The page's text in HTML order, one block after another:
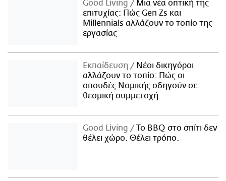
Good Living
Μια νέα οπτική της
επιτυχίας: Πώς Gen Zs και
Millennials αλλάζουν το τοπίο της
εργασίας
Εκπαίδευση
Νέοι δικηγόροι
αλλάζουν το τοπίο: Πώς οι
σπουδές Νομικής οδηγούν σε
θεσμική συμμετοχή
Good Living
Το BBQ στο σπίτι δεν
θέλει χώρο. Θέλει τρόπο.